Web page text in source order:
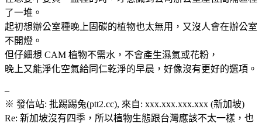
了一堆。
起初想辦公室種晚上固碳的植物也太無用，又沒人會在辦公室
不開燈。
但仔細想 CAM 植物不需水，不會產生濕氣或花粉，
晚上又能淨化空氣給同仁乾淨的早晨，好像沒有更好的選項。
–
※ 發信站: 批踢踢兔(ptt2.cc), 來自: xxx.xxx.xxx.xxx (新加坡)
Re: 新加坡沒有四季，所以植物生態跟台灣應該不太一樣，也